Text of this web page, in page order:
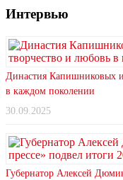
Интервью
Династия Капишниковых
в каждом поколении
30.09.2025
Губернатор Алексей